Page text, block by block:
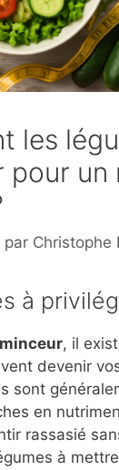
les
pour un
par Christophe
à
, il
devenir
sont
en
rassasié
à